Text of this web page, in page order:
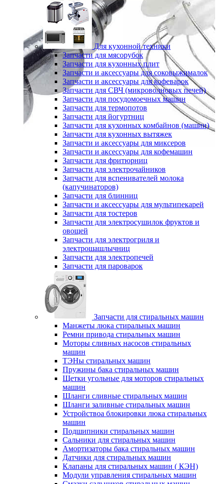
Для кухонной техники
Запчасти для мясорубок
Запчасти для кухонных плит
Запчасти и аксессуары для соковыжималок
Запчасти и аксессуары для кофеварок
Запчасти для СВЧ (микроволновых печей)
Запчасти для посудомоечных машин
Запчасти для термопотов
Запчасти для йогуртниц
Запчасти для кухонных комбайнов (машин)
Запчасти для кухонных вытяжек
Запчасти и аксессуары для миксеров
Запчасти и аксессуары для кофемашин
Запчасти для фритюрниц
Запчасти для электрочайников
Запчасти для вспенивателей молока
(капучинаторов)
Запчасти для блинниц
Запчасти и аксессуары для мультипекарей
Запчасти для тостеров
Запчасти для электросушилок фруктов и
овощей
Запчасти для электрогриля и
электрошашлычниц
Запчасти для электропечей
Запчасти для пароварок
Запчасти для стиральных машин
Манжеты люка стиральных машин
Ремни привода стиральных машин
Моторы сливных насосов стиральных
машин
ТЭНы стиральных машин
Пружины бака стиральных машин
Щетки угольные для моторов стиральных
машин
Шланги сливные стиральных машин
Шланги заливные стиральных машин
Устройствоа блокировки люка стиральных
машин
Подшипники стиральных машин
Сальники для стиральных машин
Амортизаторы бака стиральных машин
Датчики для стиральных машин
Клапаны для стиральных машин ( КЭН)
Модули управления стиральных машин